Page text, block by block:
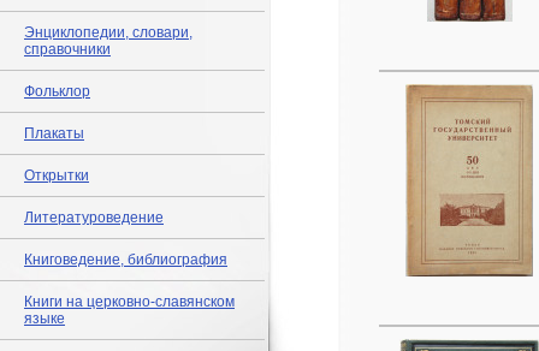
Энциклопедии, словари,
справочники
Фольклор
Плакаты
Открытки
Литературоведение
Книговедение, библиография
Книги на церковно-славянском
языке